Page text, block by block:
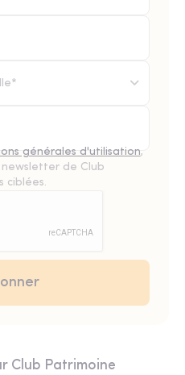
générales d'utilisation,
de Club
ciblées.
Club Patrimoine